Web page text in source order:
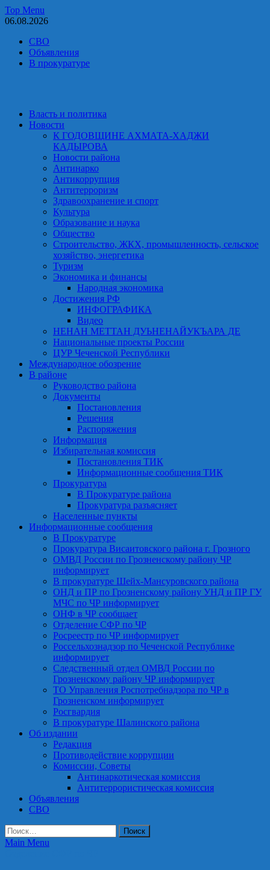
Skip
to
Top Menu
06.08.2026
СВО
Объявления
В прокуратуре
Власть и политика
Новости
К ГОДОВЩИНЕ АХМАТА-ХАДЖИ
КАДЫРОВА
Новости района
Антинарко
Антикоррупция
Антитерроризм
Здравоохранение и спорт
Культура
Образование и наука
Общество
Строительство, ЖКХ, промышленность, сельское
хозяйство, энергетика
Туризм
Экономика и финансы
Народная экономика
Достижения РФ
ИНФОГРАФИКА
Видео
НЕНАН МЕТТАН ДУЬНЕНАЙУКЪАРА ДЕ
Национальные проекты России
ЦУР Чеченской Республики
Международное обозрение
В районе
Руководство района
Документы
Постановления
Решения
Распоряжения
Информация
Избирательная комиссия
Постановления ТИК
Информационные сообщения ТИК
Прокуратура
В Прокуратуре района
Прокуратура разъясняет
Населенные пункты
Информационные сообщения
В Прокуратуре
Прокуратура Висаитовского района г. Грозного
ОМВД России по Грозненскому району ЧР
информирует
В прокуратуре Шейх-Мансуровского района
ОНД и ПР по Грозненскому району УНД и ПР ГУ
МЧС по ЧР информирует
ОНФ в ЧР сообщает
Отделение СФР по ЧР
Росреестр по ЧР информирует
Россельхознадзор по Чеченской Республике
информирует
Следственный отдел ОМВД России по
Грозненскому району ЧР информирует
ТО Управления Роспотребнадзора по ЧР в
Грозненском информирует
Росгвардия
В прокуратуре Шалинского района
Об издании
Редакция
Противодействие коррупции
Комиссии, Советы
Антинаркотическая комиссия
Антитеррористическая комиссия
Объявления
СВО
Найти:
Main Menu